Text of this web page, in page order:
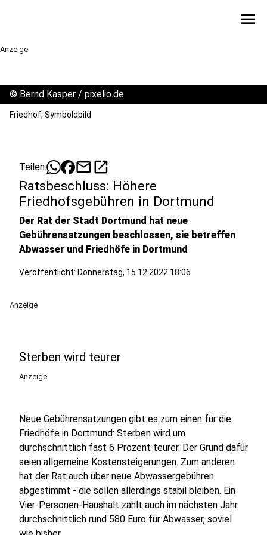
menu
Anzeige
© Bernd Kasper / pixelio.de
Friedhof, Symboldbild
Teilen: mailopen_in_new
Ratsbeschluss: Höhere
Friedhofsgebühren in Dortmund
Der Rat der Stadt Dortmund hat neue
Gebührensatzungen beschlossen, sie betreffen
Abwasser und Friedhöfe in Dortmund
Veröffentlicht: Donnerstag, 15.12.2022 18:06
Anzeige
Sterben wird teurer
Anzeige
Neue Gebührensatzungen gibt es zum einen für die
Friedhöfe in Dortmund: Sterben wird um
durchschnittlich fast 6 Prozent teurer. Der Grund dafür
seien allgemeine Kostensteigerungen. Zum anderen
hat der Rat auch über neue Abwassergebühren
abgestimmt - die sollen allerdings stabil bleiben. Ein
Vier-Personen-Haushalt zahlt auch im nächsten Jahr
durchschnittlich rund 580 Euro für Abwasser, soviel